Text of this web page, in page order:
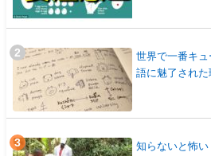
世界で一番キュ
語に魅了された
知らないと怖い